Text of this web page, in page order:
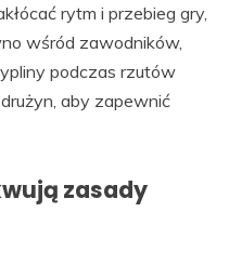
rytm i przebieg gry,
wśród zawodników,
podczas rzutów
aby zapewnić
zasady